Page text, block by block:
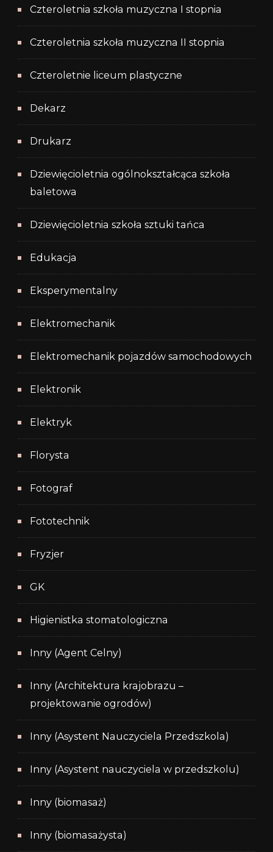
Czteroletnia szkoła muzyczna I stopnia
Czteroletnia szkoła muzyczna II stopnia
Czteroletnie liceum plastyczne
Dekarz
Drukarz
Dziewięcioletnia ogólnokształcąca szkoła
baletowa
Dziewięcioletnia szkoła sztuki tańca
Edukacja
Eksperymentalny
Elektromechanik
Elektromechanik pojazdów samochodowych
Elektronik
Elektryk
Florysta
Fotograf
Fototechnik
Fryzjer
GK
Higienistka stomatologiczna
Inny (Agent Celny)
Inny (Architektura krajobrazu –
projektowanie ogrodów)
Inny (Asystent Nauczyciela Przedszkola)
Inny (Asystent nauczyciela w przedszkolu)
Inny (biomasaż)
Inny (biomasażysta)